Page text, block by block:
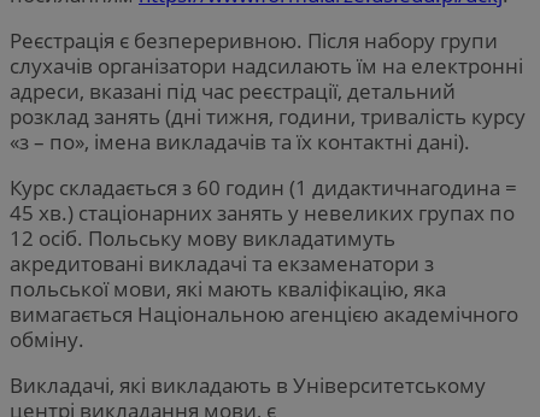
Реєстрація є безпереривною. Після набору групи
слухачів організатори надсилають їм на електронні
адреси, вказані під час реєстрації, детальний
розклад занять (дні тижня, години, тривалість курсу
«з – по», імена викладачів та їх контактні дані).
Курс складається з 60 годин (1 дидактичнагодина =
45 хв.) стаціонарних занять у невеликих групах по
12 осіб. Польську мову викладатимуть
акредитовані викладачі та екзаменатори з
польської мови, які мають кваліфікацію, яка
вимагається Національною агенцією академічного
обміну.
Викладачі, які викладають в Університетському
центрі викладання мови, є